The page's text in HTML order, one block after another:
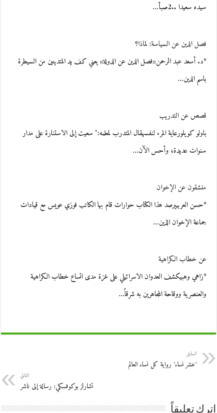
سيده سعيدا ..2صبأ…
فصل الدين عن السياسة: لماذا؟
*د. أسعد عبد الرحمن«فصل الدين عن الدولة» يعني كف يد المتدينين من السيطرة
باسم الدين…
قصص عن التدريب
باولو كويلورعاية المرء لنفسهقال المتدرب لمعلمه:" سعيت إلى الاستنارة على مدار
سنوات عديدة، وأحس الآن…
منشقون عن الإخوان
*حسن العربييرصد هذا الكتاب حوارات قام بها الكاتب فوزي عويس مع قيادات
جماعة الإخوان الذين…
عن خطاب الكراهية
*زاهي وهبيكشف العدوان الاسرائيلي على غزة مدى اتساع خطاب الكراهية
والعنصرية ووقاحة المجاهرين به شرقاً…
السابق
‘عشر نساء’ رواية كل نساء العالم
التالي
تشارلز بوكوفسكي: رسالة إلى ناشر
اترك تعليقاً